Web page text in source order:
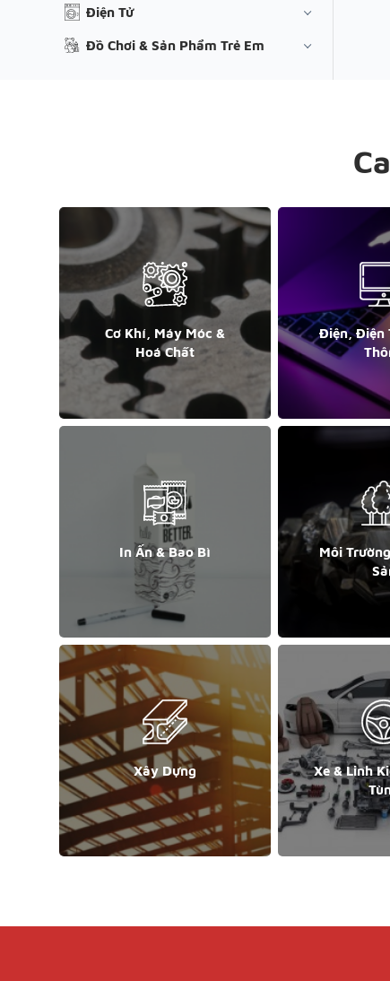
Điện Tử
Đồ Chơi & Sản Phẩm Trẻ Em
Cơ Khí, Máy Móc &
Hoá Chất
Điện, Điện
In Ấn & Bao Bì
Môi
Xây Dựng
Xe & Linh